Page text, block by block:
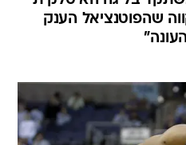
שהפוטנציאל הענק